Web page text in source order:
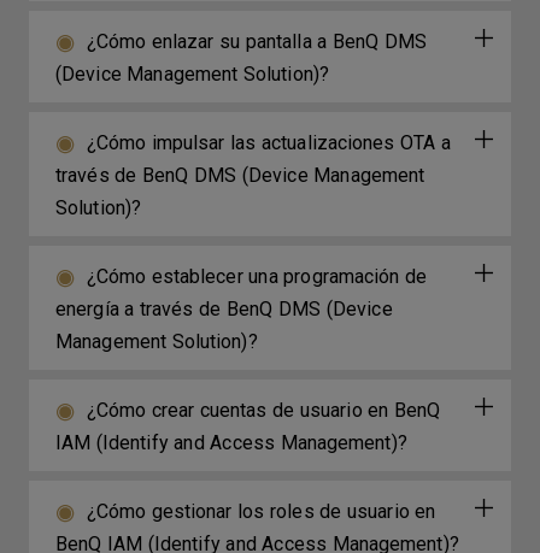
¿Cómo enlazar su pantalla a BenQ DMS
(Device Management Solution)?
¿Cómo impulsar las actualizaciones OTA a
través de BenQ DMS (Device Management
Solution)?
¿Cómo establecer una programación de
energía a través de BenQ DMS (Device
Management Solution)?
¿Cómo crear cuentas de usuario en BenQ
IAM (Identify and Access Management)?
¿Cómo gestionar los roles de usuario en
BenQ IAM (Identify and Access Management)?